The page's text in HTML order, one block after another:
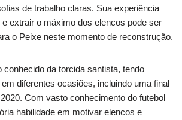
de trabalho claras. Sua experiência
extrair o máximo dos elencos pode ser
o Peixe neste momento de reconstrução.
da torcida santista, tendo
diferentes ocasiões, incluindo uma final
Com vasto conhecimento do futebol
habilidade em motivar elencos e